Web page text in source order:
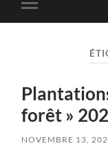
Toggle
mobile
forêt »
NOVEMBRE 13,